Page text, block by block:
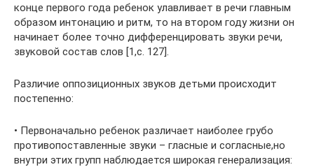
конце первого года ребенок улавливает в речи главным
образом интонацию и ритм, то на втором году жизни он
начинает более точно дифференцировать звуки речи,
звуковой состав слов [1,с. 127].
Различие оппозиционных звуков детьми происходит
постепенно:
• Первоначально ребенок различает наиболее грубо
противопоставленные звуки – гласные и согласные,но
внутри этих групп наблюдается широкая генерализация: